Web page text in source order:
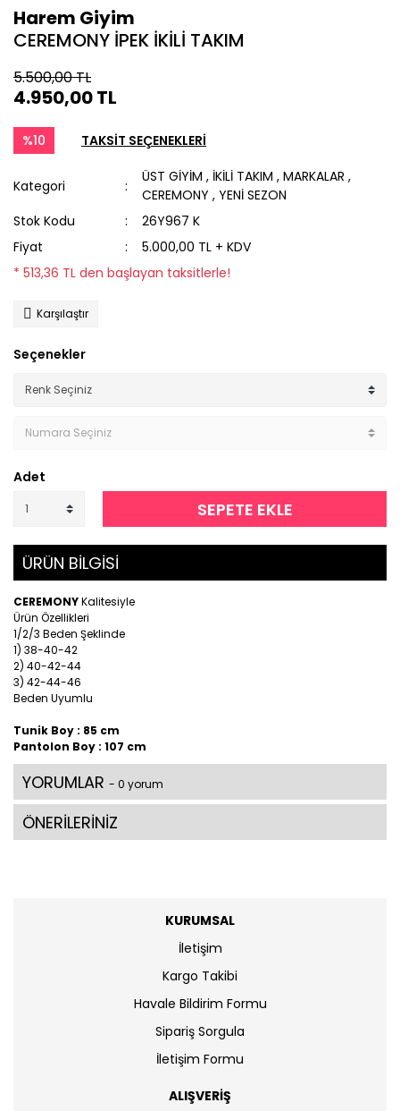
Harem Giyim
CEREMONY İPEK İKİLİ TAKIM
5.500,00 TL
4.950,00 TL
%10 TAKSİT SEÇENEKLERİ
Kategori
ÜST GİYİM , İKİLİ TAKIM ,MARKALAR ,
CEREMONY ,YENİ SEZON
Stok Kodu
26Y967 K
Fiyat
5.000,00 TL + KDV
* 513,36 TL den başlayan taksitlerle!
Karşılaştır
Seçenekler
Adet
SEPETE EKLE
ÜRÜN BİLGİSİ
CEREMONYKalitesiyle
Ürün Özellikleri
1/2/3 Beden Şeklinde
1) 38-40-42
2) 40-42-44
3) 42-44-46
Beden Uyumlu
Tunik Boy : 85 cm
Pantolon Boy : 107 cm
YORUMLAR - 0 yorum
ÖNERİLERİNİZ
KURUMSAL
İletişim
Kargo Takibi
Havale Bildirim Formu
Sipariş Sorgula
İletişim Formu
ALIŞVERİŞ